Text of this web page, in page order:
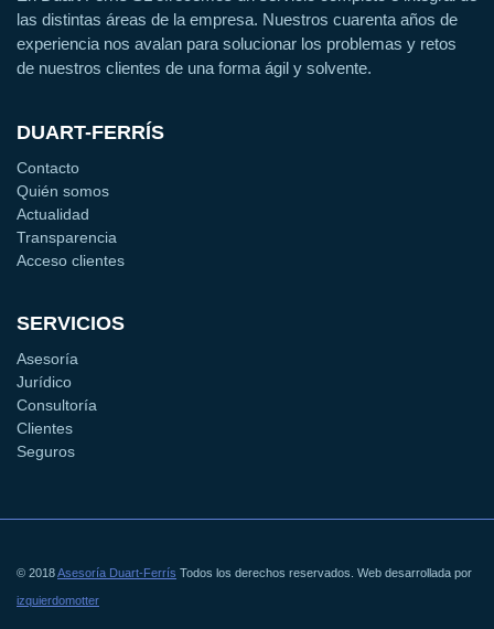
las distintas áreas de la empresa. Nuestros cuarenta años de
experiencia nos avalan para solucionar los problemas y retos
de nuestros clientes de una forma ágil y solvente.
DUART-FERRÍS
Contacto
Quién somos
Actualidad
Transparencia
Acceso clientes
SERVICIOS
Asesoría
Jurídico
Consultoría
Clientes
Seguros
© 2018Asesoría Duart-Ferrís Todos los derechos reservados. Web desarrollada por
izquierdomotter